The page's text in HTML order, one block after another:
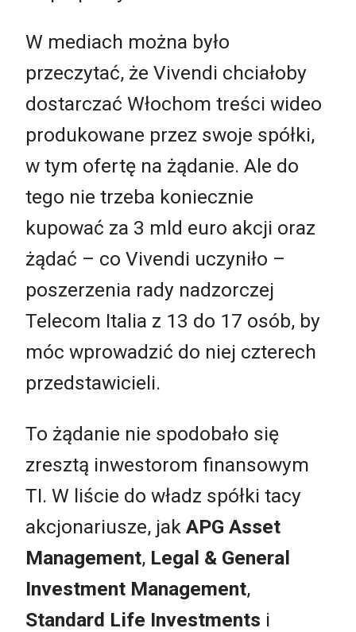
W mediach można było
przeczytać, że Vivendi chciałoby
dostarczać Włochom treści wideo
produkowane przez swoje spółki,
w tym ofertę na żądanie. Ale do
tego nie trzeba koniecznie
kupować za 3 mld euro akcji oraz
żądać – co Vivendi uczyniło –
poszerzenia rady nadzorczej
Telecom Italia z 13 do 17 osób, by
móc wprowadzić do niej czterech
przedstawicieli.
To żądanie nie spodobało się
zresztą inwestorom finansowym
TI. W liście do władz spółki tacy
akcjonariusze, jak APG Asset
Management, Legal & General
Investment Management,
Standard Life Investments i